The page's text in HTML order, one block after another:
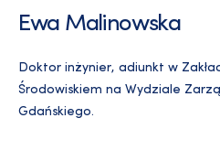
Ewa Malinowska
Doktor inżynier, adiunkt w
Środowiskiem na Wydziale
Gdańskiego.